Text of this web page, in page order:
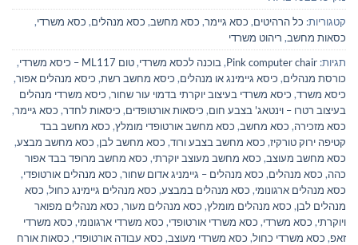
קטגוריות: כל הרהיטים, כסא גיימר, כסא מחשב, כסא מנהלים, כסא משרדי,
כסאות מחשב, ריהוט משרדי
תגיות: Pink computer chair
, בוכנה לכסא משרדי,טום ML117 – כיסא משרדי
,
כורסת מנהלים, כיסא גיימינג או מנהלים, כיסא מחשב רשת, כיסא מנהלים אפור,
כיסא משרד, כיסא משרדי בעיצוב יוקרתי בדמוי עור שחור, כיסא משרדי מנהלים
בעיצוב רטרו – וינטאג' בצבע חום, כיסאות אורטופדים, כיסאות לחדר, כסא גיימר,
כסא מזכירה, כסא מחשב, כסא מחשב אורטופדי מומלץ, כסא מחשב בבד
קטיפה ירוק טורקיז, כסא מחשב בצבע ורוד, כסא מחשב לבן, כסא מחשב מבצע,
כסא מחשב מעוצב, כסא מחשב מעוצב יוקרתי, כסא מחשב מרופד בבד אפור
כהה, כסא מנהלים, כסא מנהלים – גיימניג אדום שחור, כסא מנהלים אורטופדי,
כסא מנהלים ארגונומי, כסא מנהלים במבצע, כסא מנהלים גיימינג כחול, כסא
מנהלים לבן, כסא מנהלים מומלץ, כסא מנהלים מעור, כסא מנהלים מפואר
ויוקרתי, כסא משרדי, כסא משרדי אורטופדי, כסא משרדי ארגונומי, כסא משרדי
זאפ, כסא משרדי כחול, כסא משרדי מעוצב, כסא עבודה אורטופדי, כסאות אורח